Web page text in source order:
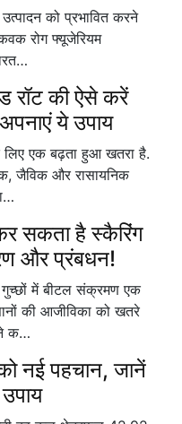
को प्रभावित करने
रोग फ्यूजेरियम
रॉट की ऐसे करें
ये उपाय
एक बढ़ता हुआ खतरा है.
जैविक और रासायनिक
सकता है स्कैरिंग
और प्रंबधन!
में बीटल संक्रमण एक
की आजीविका को खतरे
क…
नई पहचान, जानें